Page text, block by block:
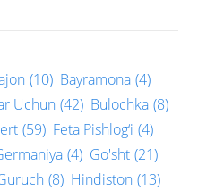
(10) Bayramona (4)
Uchun (42) Bulochka (8)
(59) Feta Pishlog‘i (4)
(4) Go'sht (21)
(8) Hindiston (13)